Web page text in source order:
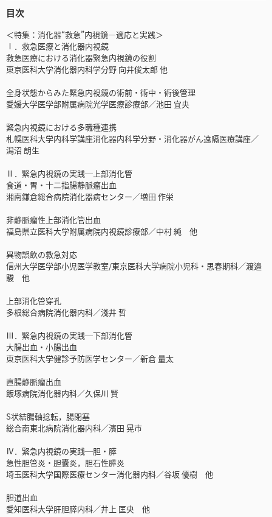
目次
＜特集：消化器“救急”内視鏡―適応と実践＞
Ⅰ．救急医療と消化器内視鏡
救急医療における消化器緊急内視鏡の役割
東京医科大学消化器内科学分野 向井俊太郎 他
全身状態からみた緊急内視鏡の術前・術中・術後管理
愛媛大学医学部附属病院光学医療診療部／池田 宜央
緊急内視鏡における多職種連携
札幌医科大学内科学講座消化器内科学分野・消化器がん遠隔医療講座／
潟沼 朗生
Ⅱ．緊急内視鏡の実践─上部消化管
食道・胃・十二指腸静脈瘤出血
湘南鎌倉総合病院消化器病センター／増田 作栄
非静脈瘤性上部消化管出血
福島県立医科大学附属病院内視鏡診療部／中村 純 他
異物誤飲の救急対応
信州大学医学部小児医学教室/東京医科大学病院小児科・思春期科／渡邉
駿 他
上部消化管穿孔
多根総合病院消化器内科／淺井 哲
Ⅲ．緊急内視鏡の実践─下部消化管
大腸出血・小腸出血
東京医科大学健診予防医学センター／新倉 量太
直腸静脈瘤出血
飯塚病院消化器内科／久保川 賢
S状結腸軸捻転，腸閉塞
総合南東北病院消化器内科／濱田 晃市
Ⅳ．緊急内視鏡の実践─胆・膵
急性胆管炎・胆囊炎，胆石性膵炎
埼玉医科大学国際医療センター消化器内科／谷坂 優樹 他
胆道出血
愛知医科大学肝胆膵内科／井上 匡央 他